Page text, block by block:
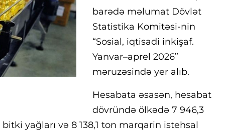
barədə məlumat Dövlət
Statistika Komitəsi-nin
“Sosial, iqtisadi inkişaf.
Yanvar–aprel 2026”
məruzəsində yer alıb.
Hesabata əsasən, hesabat
dövründə ölkədə 7 946,3
yağları və 8 138,1 ton marqarin istehsal